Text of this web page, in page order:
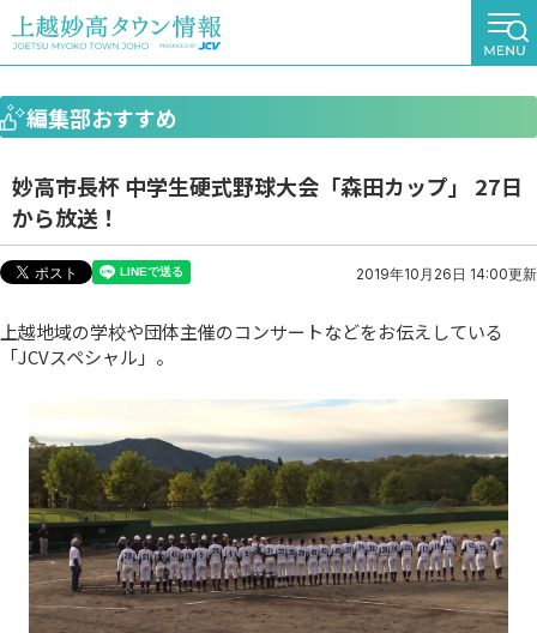
編集部おすすめ
妙高市長杯 中学生硬式野球大会「森田カップ」 27日
から放送！
2019年10月26日 14:00更新
上越地域の学校や団体主催のコンサートなどをお伝えしている
「JCVスペシャル」。